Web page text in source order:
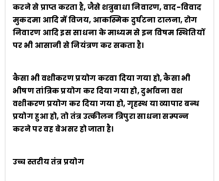
करने से प्राप्त करता है, जैसे शत्रुबाधा निवारण, वाद-विवाद
मुकदमा आदि में विजय, आकस्मिक दुर्घटना टालना, रोग
निवारण आदि इस साधना के माध्यम से इन विषम स्थितियों
पर भी आसानी से नियंत्रण कर सकता है।
कैसा भी वशीकरण प्रयोग करवा दिया गया हो, कैसा भी
भीषण तांत्रिक प्रयोग कर दिया गया हो, दुर्भावना वश
वशीकरण प्रयोग कर दिया गया हो, गृहस्थ या व्यापार बन्ध
प्रयोग हुआ हो, तो तंत्र उत्कीलन त्रिपुरा साधना सम्पन्न
करने पर वह बेअसर हो जाता है।
उच्च स्तरीय तंत्र प्रयोग